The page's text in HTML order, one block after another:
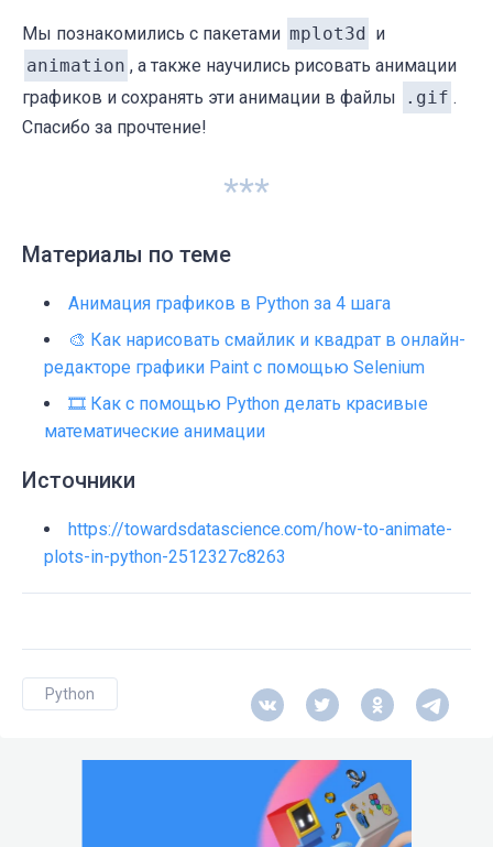
Мы познакомились с пакетами mplot3d и
animation , а также научились рисовать анимации
графиков и сохранять эти анимации в файлы
. gif .
Спасибо за прочтение!
***
Материалы по теме
Анимация графиков в Python за 4 шага
🎨 Как нарисовать смайлик и квадрат в онлайн-
редакторе графики Paint с помощью Selenium
🎞️ Как с помощью Python делать красивые
математические анимации
Источники
https://towardsdatascience.com/how-to-animate-
plots-in-python-2512327c8263
Python